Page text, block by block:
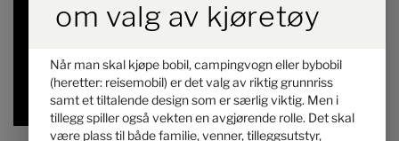
7,89 m
Lengde
4430 kg
Teknisk tillatt totalvekt
Valgt
om valg av kjøretøy
Når man skal kjøpe bobil, campingvogn eller bybobil
(heretter: reisemobil) er det valg av riktig grunnriss
samt et tiltalende design som er særlig viktig. Men i
tillegg spiller også vekten en avgjørende rolle. Det skal
være plass til både familie, venner, tilleggsutstyr,